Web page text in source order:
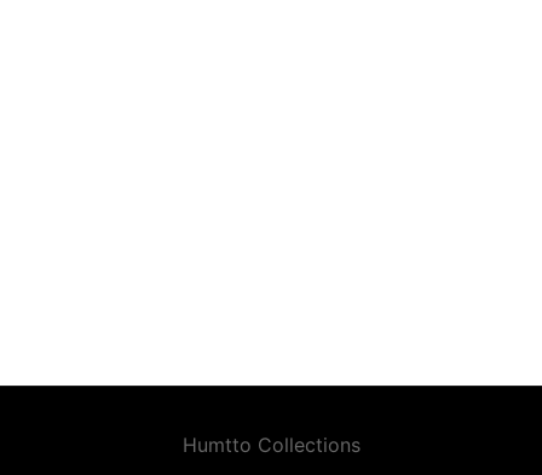
Humtto Collections